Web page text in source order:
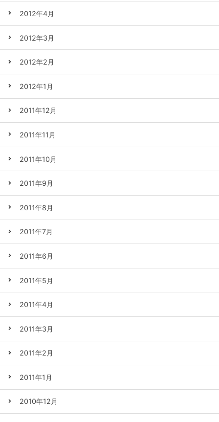
2012年4月
2012年3月
2012年2月
2012年1月
2011年12月
2011年11月
2011年10月
2011年9月
2011年8月
2011年7月
2011年6月
2011年5月
2011年4月
2011年3月
2011年2月
2011年1月
2010年12月